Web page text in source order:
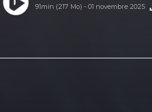
91min (217 Mo) - 01 novembre 2025